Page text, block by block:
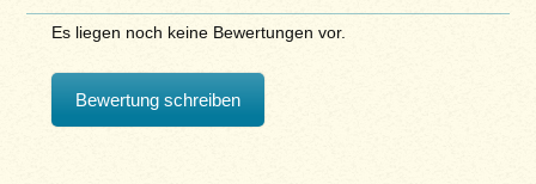
Es liegen noch keine Bewertungen vor.
Bewertung schreiben